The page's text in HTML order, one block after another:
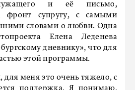
и её письмо,
фронт супругу, с самыми
словами о любви. Одна
Елена Леденева
дневнику», что для
этой программы.
для меня это очень тяжело, с